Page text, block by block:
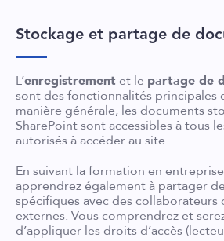
Stockage et partage de
L’enregistrement et le partage de
sont des fonctionnalités principales
manière générale, les documents
SharePoint sont accessibles à tous
autorisés à accéder au site.
En suivant la formation en
apprendrez également à partager
spécifiques avec des collaborateurs
externes. Vous comprendrez et
d’appliquer les droits d’accès